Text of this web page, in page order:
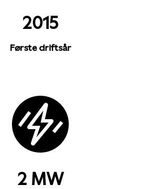
2015
Første driftsår
2 MW